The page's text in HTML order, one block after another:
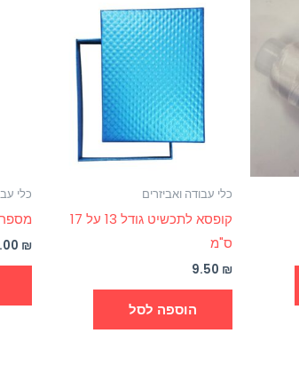
כלי עבודה ואביזרים
קופסא לתכשיט גודל 13 על 17
ס"מ
9.50 ₪
הוספה לסל
כלי
₪